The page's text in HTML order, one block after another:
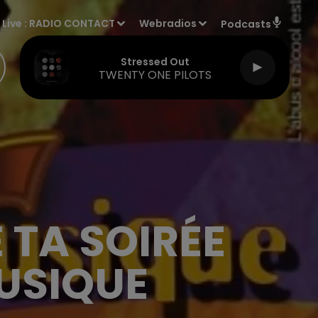
Live : RADIO CONTACT Webradios Podcasts
Stressed Out
TWENTY ONE PILOTS
SOIRÉE